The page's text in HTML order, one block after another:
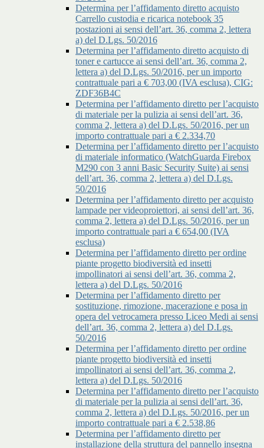
Determina per l’affidamento diretto acquisto
Carrello custodia e ricarica notebook 35
postazioni ai sensi dell’art. 36, comma 2, lettera
a) del D.Lgs. 50/2016
Determina per l’affidamento diretto acquisto di
toner e cartucce ai sensi dell’art. 36, comma 2,
lettera a) del D.Lgs. 50/2016, per un importo
contrattuale pari a € 703,00 (IVA esclusa), CIG:
ZDF36B4C
Determina per l’affidamento diretto per l’acquisto
di materiale per la pulizia ai sensi dell’art. 36,
comma 2, lettera a) del D.Lgs. 50/2016, per un
importo contrattuale pari a € 2.334,70
Determina per l’affidamento diretto per l’acquisto
di materiale informatico (WatchGuarda Firebox
M290 con 3 anni Basic Security Suite) ai sensi
dell’art. 36, comma 2, lettera a) del D.Lgs.
50/2016
Determina per l’affidamento diretto per acquisto
lampade per videoproiettori, ai sensi dell’art. 36,
comma 2, lettera a) del D.Lgs. 50/2016, per un
importo contrattuale pari a € 654,00 (IVA
esclusa)
Determina per l’affidamento diretto per ordine
piante progetto biodiversità ed insetti
impollinatori ai sensi dell’art. 36, comma 2,
lettera a) del D.Lgs. 50/2016
Determina per l’affidamento diretto per
sostituzione, rimozione, macerazione e posa in
opera del vetrocamera presso Liceo Medi ai sensi
dell’art. 36, comma 2, lettera a) del D.Lgs.
50/2016
Determina per l’affidamento diretto per ordine
piante progetto biodiversità ed insetti
impollinatori ai sensi dell’art. 36, comma 2,
lettera a) del D.Lgs. 50/2016
Determina per l’affidamento diretto per l’acquisto
di materiale per la pulizia ai sensi dell’art. 36,
comma 2, lettera a) del D.Lgs. 50/2016, per un
importo contrattuale pari a € 2.538,86
Determina per l’affidamento diretto per
installazione della struttura del pannello insegna